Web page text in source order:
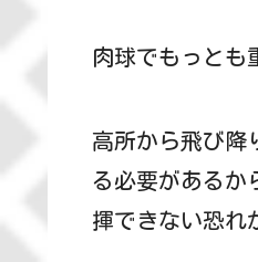
肉球でもっとも
高所から飛び降
る必要があるか
揮できない恐れ